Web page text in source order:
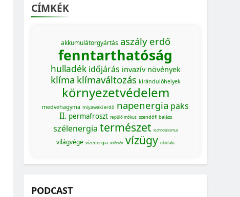
CÍMKÉK
akkumulátorgyártás aszály erdő
fenntarthatóság
hulladék időjárás invazív növények
klíma klímaváltozás kirándulóhelyek
környezetvédelem
medvehagyma miyawaki erdő napenergia paks
II. permafroszt repülő mókus szendőfi balázs
szélenergia természet technofasizmus
világvége vízenergia vízőrzők vízügy ökofalu
PODCAST